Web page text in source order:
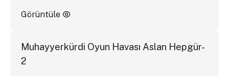
Görüntüle
Muhayyerkürdi Oyun Havası Aslan Hepgür-
2